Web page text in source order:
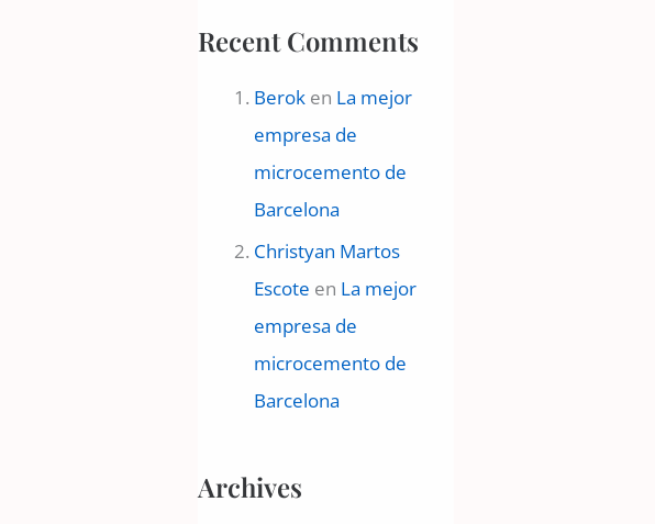
Recent Comments
Beroken La mejor
empresa de
microcemento de
Barcelona
Christyan Martos
Escote en La mejor
empresa de
microcemento de
Barcelona
Archives